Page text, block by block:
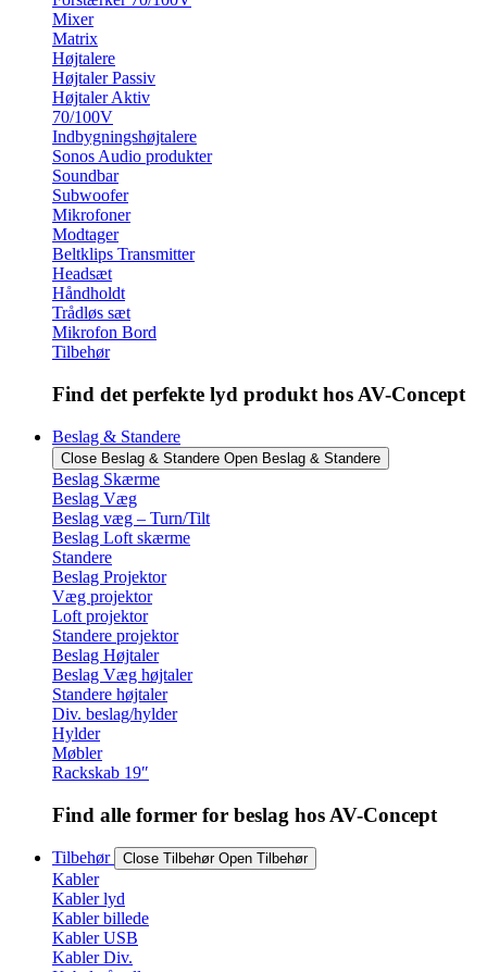
Mixer
Matrix
Højtalere
Højtaler Passiv
Højtaler Aktiv
70/100V
Indbygningshøjtalere
Sonos Audio produkter
Soundbar
Subwoofer
Mikrofoner
Modtager
Beltklips Transmitter
Headsæt
Håndholdt
Trådløs sæt
Mikrofon Bord
Tilbehør
Find det perfekte lyd produkt hos AV-Concept
Beslag & Standere
Close Beslag & Standere Open Beslag & Standere
Beslag Skærme
Beslag Væg
Beslag væg – Turn/Tilt
Beslag Loft skærme
Standere
Beslag Projektor
Væg projektor
Loft projektor
Standere projektor
Beslag Højtaler
Beslag Væg højtaler
Standere højtaler
Div. beslag/hylder
Hylder
Møbler
Rackskab 19″
Find alle former for beslag hos AV-Concept
Tilbehør Close Tilbehør Open Tilbehør
Kabler
Kabler lyd
Kabler billede
Kabler USB
Kabler Div.